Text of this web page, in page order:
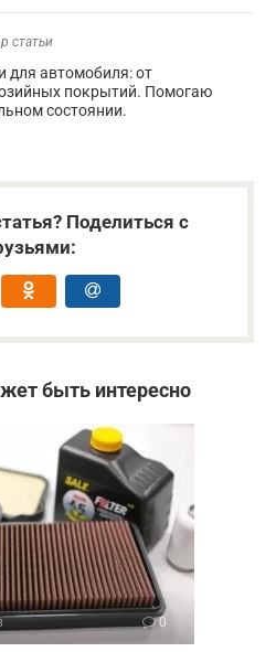
статьи
для автомобиля: от
покрытий. Помогаю
состоянии.
Поделиться с
быть интересно
0